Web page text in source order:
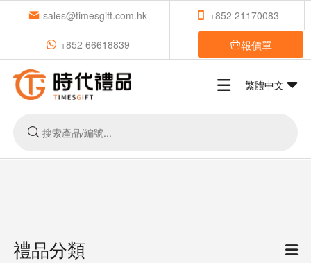
sales@timesgift.com.hk +852 21170083
+852 66618839 報價單
繁體中文
禮品分類